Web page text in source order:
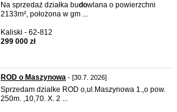
Na sprzedaż działka budowlana o powierzchni
2133m², położona w gm ...
Kaliski - 62-812
299 000 zł
ROD o Maszynowa - [30.7. 2026]
Sprzedam dzialke ROD o,ul.Maszynowa 1.,o pow.
250m. ,10,70. X. 2 ...